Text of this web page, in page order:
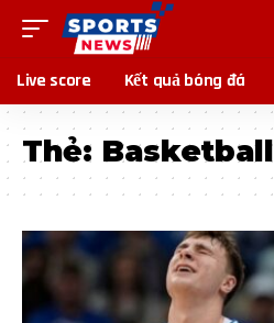
Live score Kết quả bóng đá
Thẻ: Basketball